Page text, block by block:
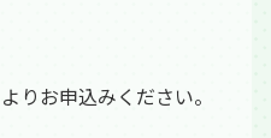
りお申込みください。